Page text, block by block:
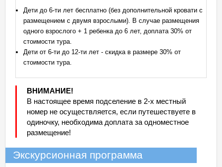
Дети до 6-ти лет бесплатно (без дополнительной кровати с
размещением с двумя взрослыми). В случае размещения
одного взрослого + 1 ребенка до 6 лет, доплата 30% от
стоимости тура.
Дети от 6-ти до 12-ти лет - скидка в размере 30% от
стоимости тура.
ВНИМАНИЕ!
В настоящее время подселение в 2-х местный
номер не осуществляется, если путешествуете в
одиночку, необходима доплата за одноместное
размещение!
Экскурсионная программа